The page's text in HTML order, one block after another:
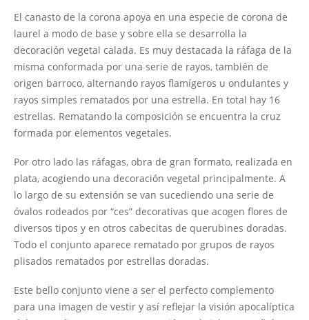
El canasto de la corona apoya en una especie de corona de
laurel a modo de base y sobre ella se desarrolla la
decoración vegetal calada. Es muy destacada la ráfaga de la
misma conformada por una serie de rayos, también de
origen barroco, alternando rayos flamígeros u ondulantes y
rayos simples rematados por una estrella. En total hay 16
estrellas. Rematando la composición se encuentra la cruz
formada por elementos vegetales.
Por otro lado las ráfagas, obra de gran formato, realizada en
plata, acogiendo una decoración vegetal principalmente. A
lo largo de su extensión se van sucediendo una serie de
óvalos rodeados por “ces” decorativas que acogen flores de
diversos tipos y en otros cabecitas de querubines doradas.
Todo el conjunto aparece rematado por grupos de rayos
plisados rematados por estrellas doradas.
Este bello conjunto viene a ser el perfecto complemento
para una imagen de vestir y así reflejar la visión apocalíptica